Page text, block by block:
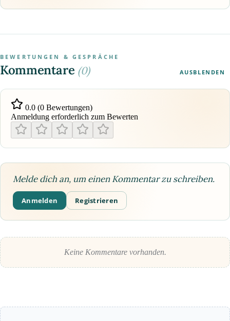
BEWERTUNGEN & GESPRÄCHE
Kommentare (0) AUSBLENDEN
0.0 (0 Bewertungen)
Anmeldung erforderlich zum Bewerten
Melde dich an, um einen Kommentar zu schreiben.
Anmelden Registrieren
Keine Kommentare vorhanden.